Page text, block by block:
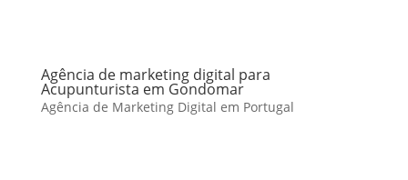
Agência de marketing digital para
Acupunturista em Gondomar
Agência de Marketing Digital em Portugal